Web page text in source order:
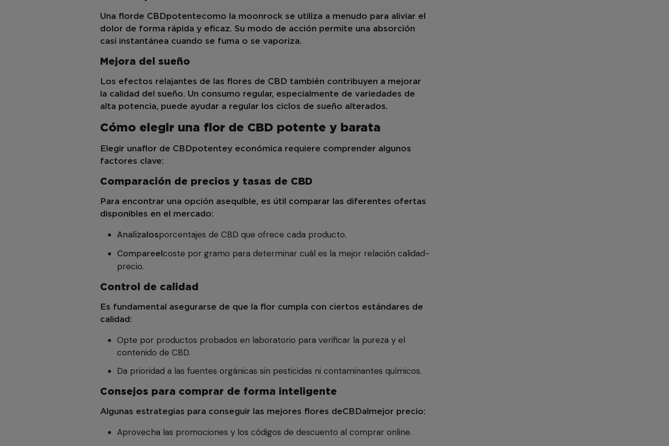
Una florde CBDpotentecomo la moonrock se utiliza a menudo para aliviar el
dolor de forma rápida y eficaz. Su modo de acción permite una absorción
casi instantánea cuando se fuma o se vaporiza.
Mejora del sueño
Los efectos relajantes de las flores de CBD también contribuyen a mejorar
la calidad del sueño. Un consumo regular, especialmente de variedades de
alta potencia, puede ayudar a regular los ciclos de sueño alterados.
Cómo elegir una flor de CBD potente y barata
Elegir unaflor de CBDpotentey económica requiere comprender algunos
factores clave:
Comparación de precios y tasas de CBD
Para encontrar una opción asequible, es útil comparar las diferentes ofertas
disponibles en el mercado:
Analiza losporcentajes de CBD que ofrece cada producto.
Compareel coste por gramo para determinar cuál es la mejor relación calidad-
precio.
Control de calidad
Es fundamental asegurarse de que la flor cumpla con ciertos estándares de
calidad:
Opte por productos probados en laboratorio para verificar la pureza y el
contenido de CBD.
Da prioridad a las fuentes orgánicas sin pesticidas ni contaminantes químicos.
Consejos para comprar de forma inteligente
Algunas estrategias para conseguir las mejores flores deCBDal mejor precio:
Aprovecha las promociones y los códigos de descuento al comprar online.